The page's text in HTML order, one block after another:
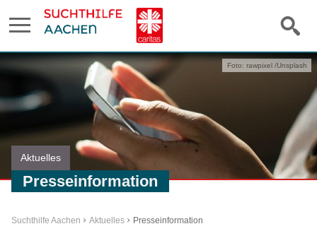
Aktuelles
Presseinformation
Foto: rawpixel /Unsplash
Suchthilfe Aachen Aktuelles Presseinformation